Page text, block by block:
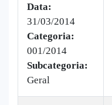
Data:
31/03/2014
Categoria:
001/2014
Subcategoria:
Geral